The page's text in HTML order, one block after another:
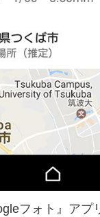
フォト』アプ